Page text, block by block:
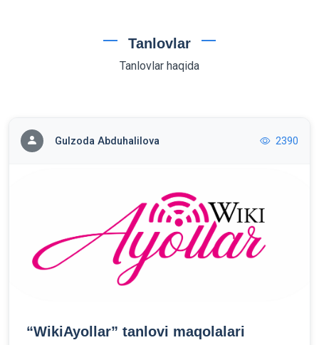
Tanlovlar
Tanlovlar haqida
Gulzoda Abduhalilova 2390
“WikiAyollar” tanlovi maqolalari